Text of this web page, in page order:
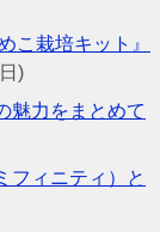
こ栽培キット』
)
魅力をまとめて
フィニティ）と